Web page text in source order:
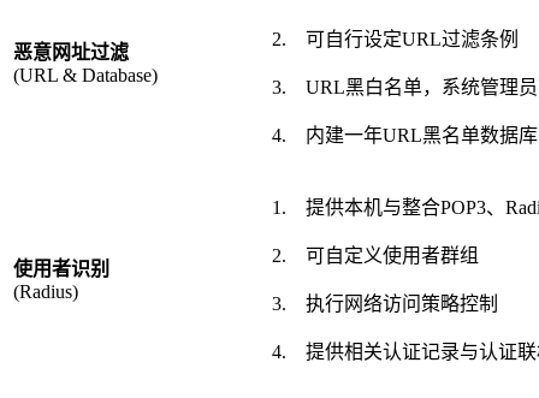
恶意网址过滤
(URL & Database)
2. 可自行设定URL过滤条例
3. URL黑白名单，系统管理
4. 内建一年URL黑名单数据
使用者识别
(Radius)
1. 提供本机与整合POP3、
2. 可自定义使用者群组
3. 执行网络访问策略控制
4. 提供相关认证记录与认证联